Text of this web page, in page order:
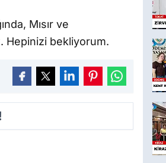
Mısır ve
Hepinizi bekliyorum.